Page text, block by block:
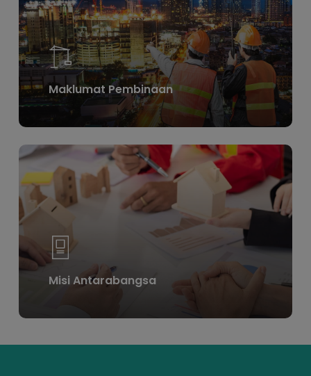
Maklumat Pembinaan
Misi Antarabangsa
Learn
more